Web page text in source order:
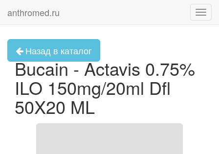
anthromed.ru
Назад в каталог
Bucain - Actavis 0.75%
ILO 150mg/20ml Dfl
50X20 ML